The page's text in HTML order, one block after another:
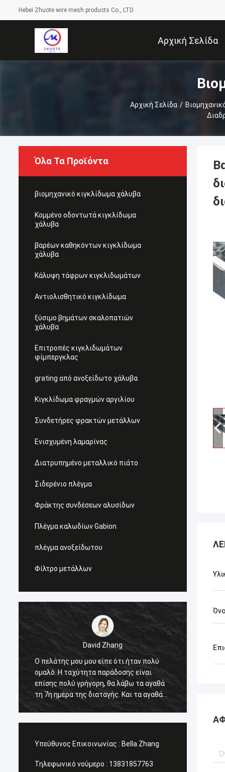
Hebei Zhuote wire mesh products Co., LTD
Αρχική Σελίδα
Αρχική Σελίδα /
Όλα Τα Προϊόντα
βιομηχανικό κιγκλίδωμα χάλυβα
Κομμένο οδοντωτά κιγκλίδωμα
χάλυβα
βαρέων καθηκόντων κιγκλίδωμα
χάλυβα
Κάλυψη τάφρων κιγκλιδωμάτων
Αντιολισθητικό κιγκλίδωμα
ξύσιμο βημάτων σκαλοπατιών
χάλυβα
Επιτροπές κιγκλιδωμάτων
φίμπεργκλας
grating από ανοξείδωτο χάλυβα
Κιγκλίδωμα φραγμών αργιλίου
Συνδετήρες φρακτών μετάλλων
Ενισχυμένη λαμαρίνας
Διατρυπημένο μεταλλικό πιάτο
Σιδερένιο πλέγμα
Φράκτης συνδέσεων αλυσίδων
Πλέγμα καλωδίων Gabion
πλέγμα ανοξείδωτου
Φίλτρο μετάλλων
David Zhang
μου μου είπε ότι ήταν πολύ
παράδοσης είναι
γρήγορη, θα λάβω τα αγαθά
της διαταγής. Και τα αγαθά
και κατάλληλα.
Ajay Parate
Έχω τοποθετήσει ένα
εργοστάσιο για το
υπηρεσία είναι καλή και
είναι perfact. Θα έρθω
Υπεύθυνος Επικοινωνίας : Bella Zhang
Τηλεφωνικό νούμερο : 13831857763